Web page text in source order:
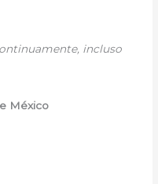
incluso
México